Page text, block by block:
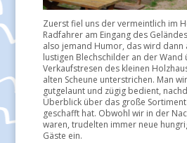
Zuerst fiel uns der vermeintlich im
Radfahrer am Eingang des
also jemand Humor, das wird dann
lustigen Blechschilder an der Wand
Verkaufstresen des kleinen
alten Scheune unterstrichen. Man
gutgelaunt und zügig bedient,
Überblick über das große
geschafft hat. Obwohl wir in der
waren, trudelten immer neue
Gäste ein.